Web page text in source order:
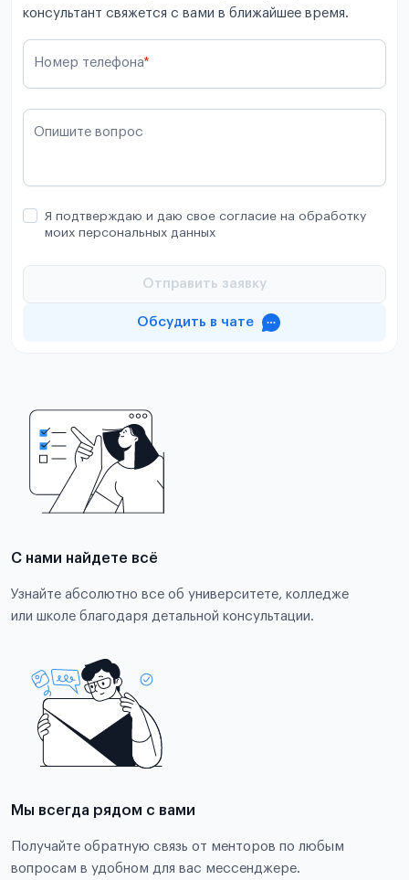
консультант свяжется с вами в ближайшее время.
Номер телефона*
Опишите вопрос
Я подтверждаю и даю свое согласие на обработку
моих персональных данных
Отправить заявку
Обсудить в чате
С нами найдете всё
Узнайте абсолютно все об университете, колледже
или школе благодаря детальной консультации.
Мы всегда рядом с вами
Получайте обратную связь от менторов по любым
вопросам в удобном для вас мессенджере.